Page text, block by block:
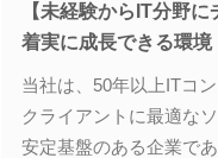
【未経験からIT分野
着実に成長できる環境
当社は、50年以上ITコ
クライアントに最適な
安定基盤のある企業で